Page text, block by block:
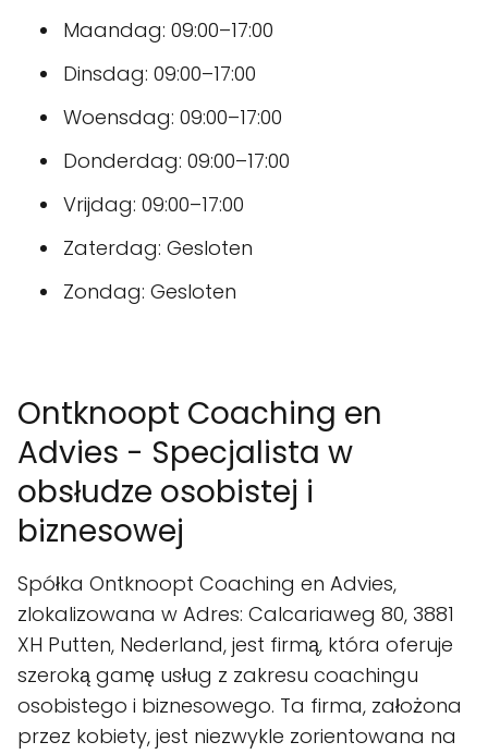
Maandag: 09:00–17:00
Dinsdag: 09:00–17:00
Woensdag: 09:00–17:00
Donderdag: 09:00–17:00
Vrijdag: 09:00–17:00
Zaterdag: Gesloten
Zondag: Gesloten
Ontknoopt Coaching en
Advies - Specjalista w
obsłudze osobistej i
biznesowej
Spółka Ontknoopt Coaching en Advies,
zlokalizowana w Adres: Calcariaweg 80, 3881
XH Putten, Nederland, jest firmą, która oferuje
szeroką gamę usług z zakresu coachingu
osobistego i biznesowego. Ta firma, założona
przez kobiety, jest niezwykle zorientowana na